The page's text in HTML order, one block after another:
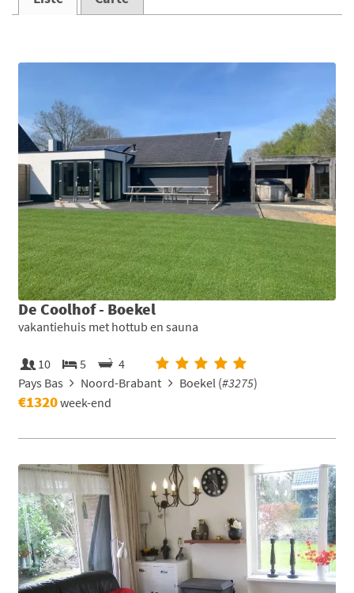
De Coolhof - Boekel
vakantiehuis met hottub en sauna
10 5
4
Pays Bas
Noord-Brabant Boekel (#3275)
€1320week-end